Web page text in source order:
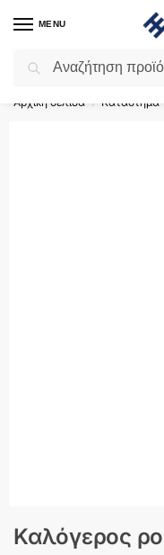
MENU
Flash Sale ⚡ 10%
Αρχική σελίδα / Κατάστημα
Καλόγερος